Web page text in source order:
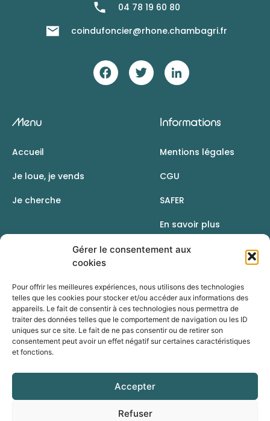
Gérer le consentement aux
cookies
Pour offrir les meilleures expériences, nous utilisons des technologies
telles que les cookies pour stocker et/ou accéder aux informations des
appareils. Le fait de consentir à ces technologies nous permettra de
traiter des données telles que le comportement de navigation ou les ID
uniques sur ce site. Le fait de ne pas consentir ou de retirer son
consentement peut avoir un effet négatif sur certaines caractéristiques
et fonctions.
Accepter
Refuser
04 78 19 60 80
coindufoncier@rhone.chambagri.fr
Menu
Accueil
Je loue, je vends
Je cherche
Informations
Mentions légales
CGU
SAFER
En savoir plus
Contact
Une initiative de la Chambre d’agriculture du Rhône